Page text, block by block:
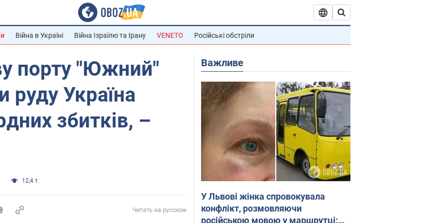
Війна в Україні Війна Ізраїлю та Ірану VENETO Російські обстріли
порту "Южний"
руду Україна
збитків, –
12,4 т.
Читать на русском
Важливе
У Львові жінка спровокувала
конфлікт, розмовляючи
російською мовою у маршрутці: